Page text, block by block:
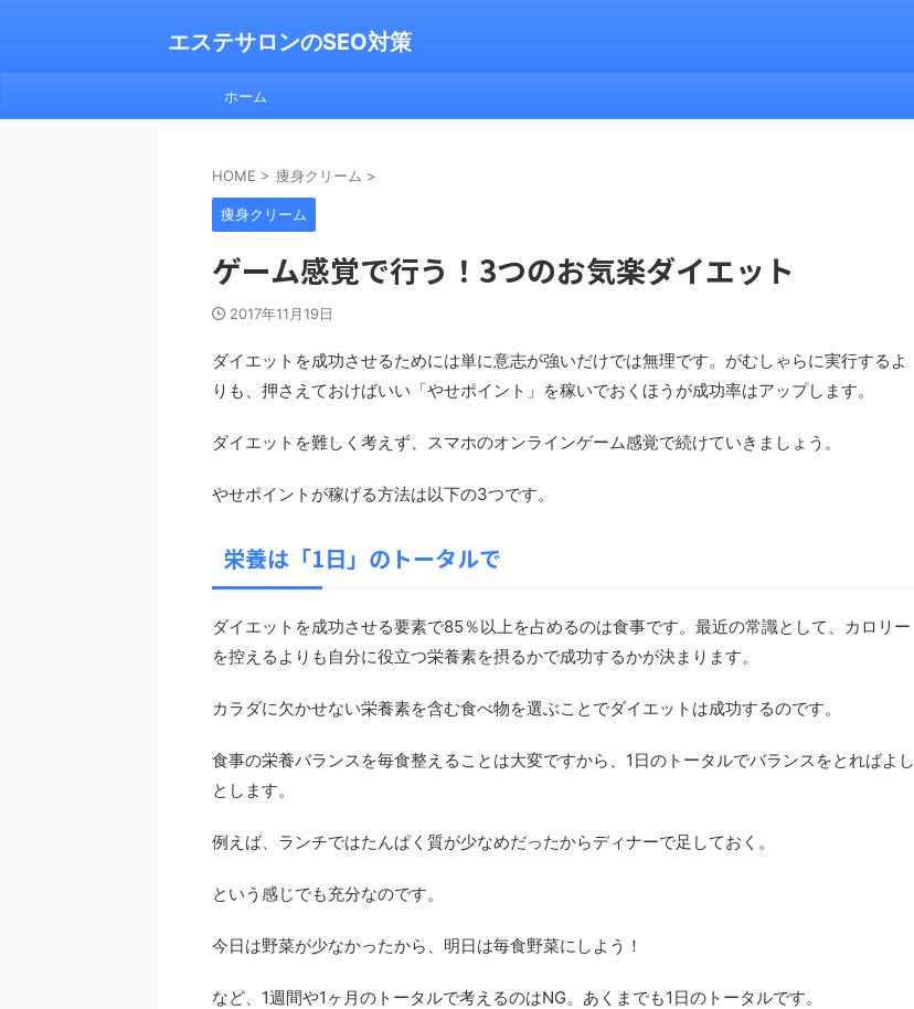
エステサロンのSEO対策
ホーム
HOME > 痩身クリーム >
痩身クリーム
ゲーム感覚で行う！3つのお気楽ダイエット
2017年11月19日
ダイエットを成功させるためには単に意志が強いだけでは無理です。がむしゃらに実行するよ
りも、押さえておけばいい「やせポイント」を稼いでおくほうが成功率はアップします。
ダイエットを難しく考えず、スマホのオンラインゲーム感覚で続けていきましょう。
やせポイントが稼げる方法は以下の3つです。
栄養は「1日」のトータルで
ダイエットを成功させる要素で85％以上を占めるのは食事です。最近の常識として、カロリー
を控えるよりも自分に役立つ栄養素を摂るかで成功するかが決まります。
カラダに欠かせない栄養素を含む食べ物を選ぶことでダイエットは成功するのです。
食事の栄養バランスを毎食整えることは大変ですから、1日のトータルでバランスをとればよし
とします。
例えば、ランチではたんぱく質が少なめだったからディナーで足しておく。
という感じでも充分なのです。
今日は野菜が少なかったから、明日は毎食野菜にしよう！
など、1週間や1ヶ月のトータルで考えるのはNG。あくまでも1日のトータルです。